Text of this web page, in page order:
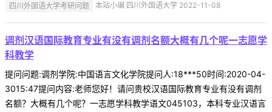
四川外国语大学考研问题 本站小编 四川外国语大学 2022-11-08
调剂汉语国际教育专业有没有调剂名额大概有几个呢一志愿学
科教学
提问问题:调剂学院:中国语言文化学院提问人:18***50时间:2020-04-
3015:47提问内容:老师您好！请问贵校汉语国际教育专业有没有调剂
名额？大概有几个呢？一志愿学科教学语文045103，本科专业汉语言